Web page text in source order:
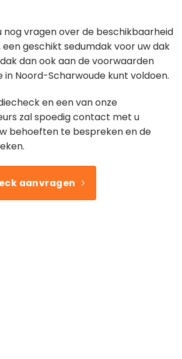
vragen over de beschikbaarheid
een geschikt sedumdak voor uw dak
dan ook aan de voorwaarden
in Noord-Scharwoude kunt voldoen.
en een van onze
zal spoedig contact met u
behoeften te bespreken en de
aanvragen